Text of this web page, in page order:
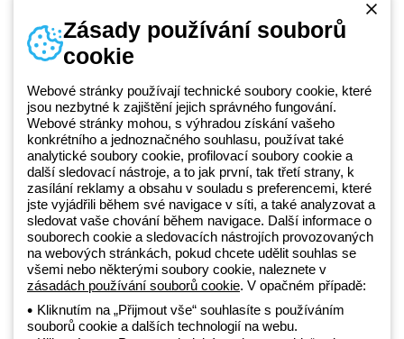
Beghelli je součástí GEWISS Group od roku 2025 a jeho ekosystému
GEWISS LightZone, kde vyvíjíme propojená světelná řešení, která
transformují komplexitu do jednoduchosti a podporují profesionály a
koncové zákazníky v uspokojování jejich potřeb.Zjistěte více o
GEWISS
Czechia:CS
Telefonní číslo
+420 531 014 111
Zásady ochrany osobních údajů
Zásady používání souborů
cookie
Webové stránky používají technické soubory cookie, které
jsou nezbytné k zajištění jejich správného fungování.
Webové stránky mohou, s výhradou získání vašeho
konkrétního a jednoznačného souhlasu, používat také
analytické soubory cookie, profilovací soubory cookie a
další sledovací nástroje, a to jak první, tak třetí strany, k
zasílání reklamy a obsahu v souladu s preferencemi, které
jste vyjádřili během své navigace v síti, a také analyzovat a
sledovat vaše chování během navigace. Další informace o
souborech cookie a sledovacích nástrojích provozovaných
na webových stránkách, pokud chcete udělit souhlas se
všemi nebo některými soubory cookie, naleznete v
zásadách používání souborů cookie. V opačném případě:
Kliknutím na „Přijmout vše“ souhlasíte s používáním
souborů cookie a dalších technologií na webu.